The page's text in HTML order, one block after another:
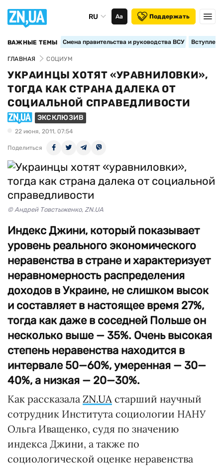
RU Аа Поддержать
ВАЖНЫЕ ТЕМЫ Смена правительства и руководства ВСУ
ГЛАВНАЯ СОЦИУМ
УКРАИНЦЫ ХОТЯТ «УРАВНИЛОВКИ»,
ТОГДА КАК СТРАНА ДАЛЕКА ОТ
СОЦИАЛЬНОЙ СПРАВЕДЛИВОСТИ
ЭКСКЛЮЗИВ
22 июня, 2011, 07:54
Поделиться
© Андрей Товстыженко, ZN.UA
Индекс Джини, который показывает
уровень реального экономического
неравенства в стране и характеризует
неравномерность распределения
доходов в Украине, не слишком высок
и составляет в настоящее время 27%,
тогда как даже в соседней Польше он
несколько выше — 35%. Очень высокая
степень неравенства находится в
интервале 50—60%, умеренная — 30—
40%, а низкая — 20—30%.
Как рассказала ZN.UA старший научный
сотрудник Института социологии НАНУ
Ольга Иващенко, судя по значению
индекса Джини, а также по
социологической оценке неравенства